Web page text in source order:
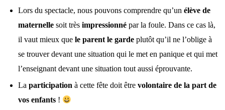
Lors du spectacle, nous pouvons comprendre qu’un élève de
maternellesoit très impressionnépar la foule. Dans ce cas là,
il vaut mieux que le parent le gardeplutôt qu’il ne l’oblige à
se trouver devant une situation qui le met en panique et qui met
l’enseignant devant une situation tout aussi éprouvante.
La participation à cette fête doit être volontaire de la part de
vos enfants!